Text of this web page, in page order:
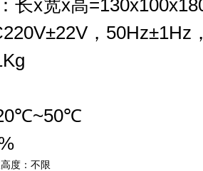
长x宽x高
，50Hz±1Hz
度：不限